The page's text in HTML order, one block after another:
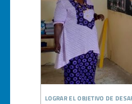
lograr el objetivo de